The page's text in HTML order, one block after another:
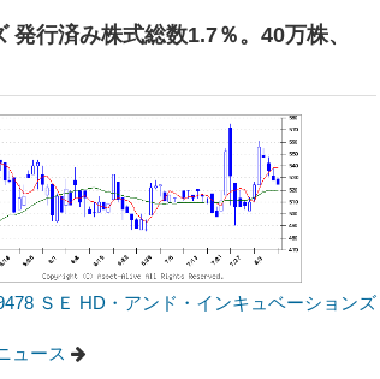
行済み株式総数1.7％。40万株、
ＳＥ HD・アンド・インキュベーションズ
ュース